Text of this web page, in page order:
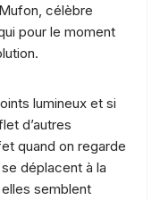
célèbre
pour le moment
lumineux et si
d’autres
quand on regarde
déplacent à la
semblent